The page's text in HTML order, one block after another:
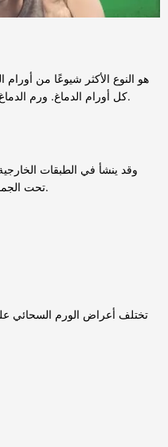
كل أورام الدماغ. ورم الدماغ الرئيسي هو الورم الذي ينشأ في الدماغ.
وقد ينشأ في الطبقات
تحت الجمجمة مباشرة والتي تغطي الدماغ وتحميه.
تختلف أعراض الورم